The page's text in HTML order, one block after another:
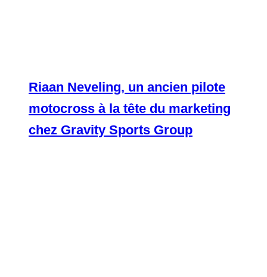
Riaan Neveling, un ancien pilote
motocross à la tête du marketing
chez Gravity Sports Group